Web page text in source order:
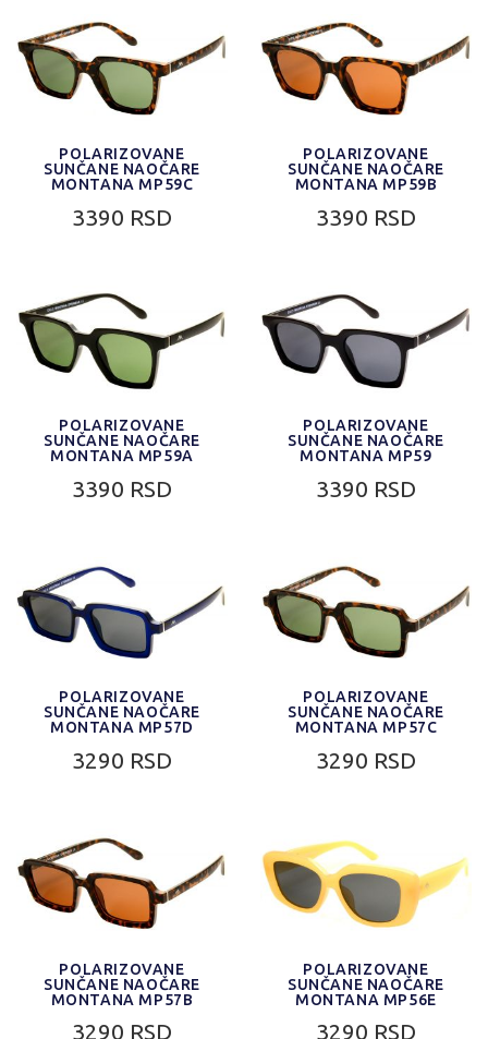
POLARIZOVANE
SUNČANE NAOČARE
MONTANA MP59C
3390 RSD
POLARIZOVANE
SUNČANE NAOČARE
MONTANA MP59B
3390 RSD
POLARIZOVANE
SUNČANE NAOČARE
MONTANA MP59A
3390 RSD
POLARIZOVANE
SUNČANE NAOČARE
MONTANA MP59
3390 RSD
POLARIZOVANE
SUNČANE NAOČARE
MONTANA MP57D
3290 RSD
POLARIZOVANE
SUNČANE NAOČARE
MONTANA MP57C
3290 RSD
POLARIZOVANE
SUNČANE NAOČARE
MONTANA MP57B
3290 RSD
POLARIZOVANE
SUNČANE NAOČARE
MONTANA MP56E
3290 RSD